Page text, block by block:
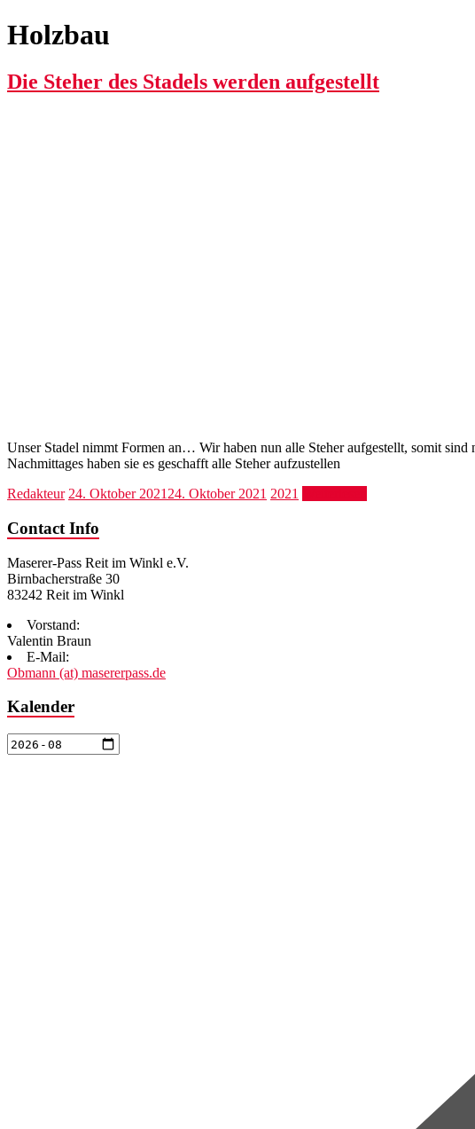
Holzbau
Die Steher des Stadels werden aufgestellt
Unser Stadel nimmt Formen an… Wir haben nun alle Steher aufgestellt, somit
Nachmittages haben sie es geschafft alle Steher aufzustellen
Redakteur 24. Oktober 2021 24. Oktober 2021 2021
Contact Info
Maserer-Pass Reit im Winkl e.V.
Birnbacherstraße 30
83242 Reit im Winkl
Vorstand:
Valentin Braun
E-Mail:
Obmann (at) masererpass.de
Kalender